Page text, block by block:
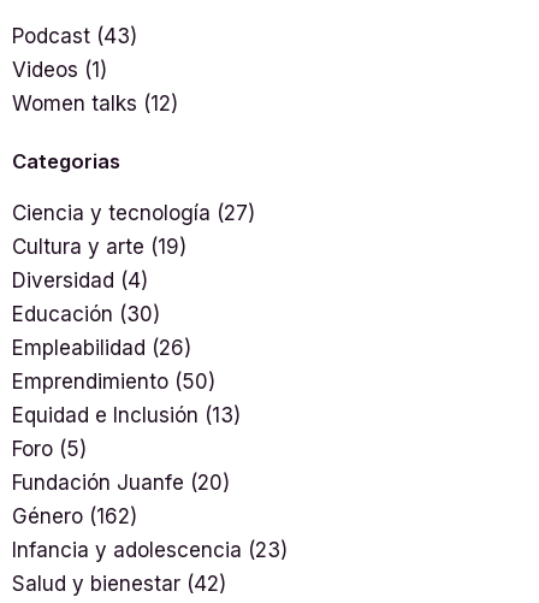
Podcast (43)
Videos (1)
Women talks (12)
Categorias
Ciencia y tecnología (27)
Cultura y arte (19)
Diversidad (4)
Educación (30)
Empleabilidad (26)
Emprendimiento (50)
Equidad e Inclusión (13)
Foro (5)
Fundación Juanfe (20)
Género (162)
Infancia y adolescencia (23)
Salud y bienestar (42)